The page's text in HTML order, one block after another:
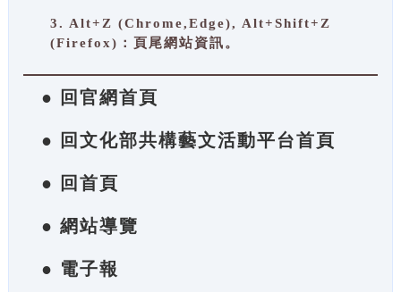
3. Alt+Z (Chrome,Edge), Alt+Shift+Z
(Firefox)：頁尾網站資訊。
● 回官網首頁
● 回文化部共構藝文活動平台首頁
● 回首頁
● 網站導覽
● 電子報